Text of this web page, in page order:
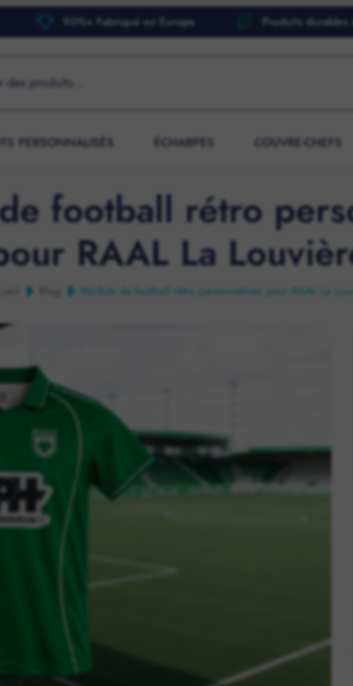
90%+ Fabriqué en Europe Produits
PERSONNALISÉS ÉCHARPES COUVRE-CHEFS
football rétro
RAAL La
Maillots de football rétro personnalisés pour RAAL La